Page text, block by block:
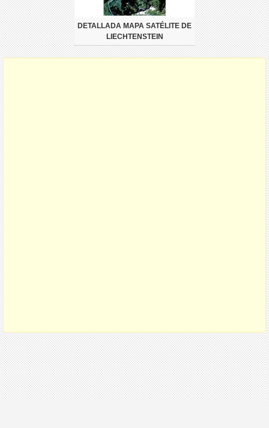
DETALLADA MAPA SATÉLITE DE
LIECHTENSTEIN